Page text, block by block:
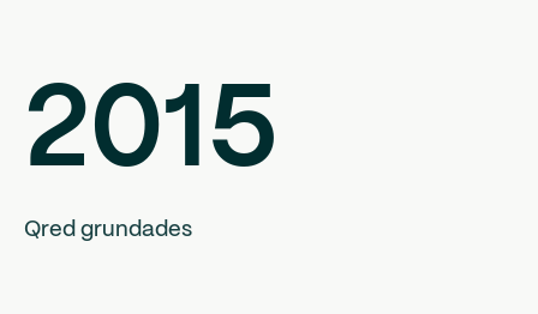
2015
Qred grundades